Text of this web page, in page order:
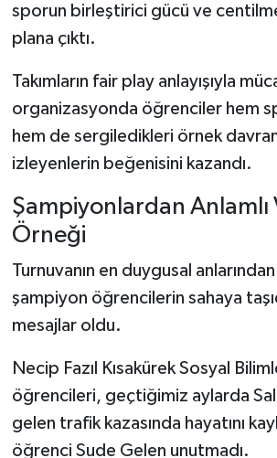
sporun birleştirici gücü ve
plana çıktı.
Takımların fair play anlayışıyla
organizasyonda öğrenciler hem
hem de sergiledikleri örnek
izleyenlerin beğenisini kazandı.
Şampiyonlardan Anlamlı
Örneği
Turnuvanın en duygusal
şampiyon öğrencilerin sahaya
mesajlar oldu.
Necip Fazıl Kısakürek Sosyal
öğrencileri, geçtiğimiz aylarda
gelen trafik kazasında hayatını
öğrenci Sude Gelen unutmadı.